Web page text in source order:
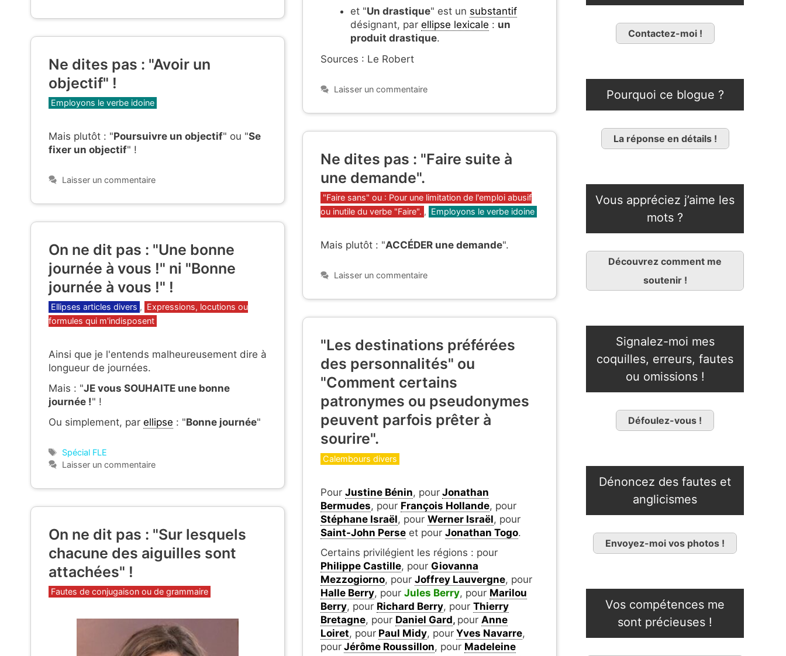
et "Un drastique" est un substantif
désignant, par ellipse lexicale : un
produit drastique.
Sources : Le Robert
Laisser un commentaire
Ne dites pas : "Avoir un
objectif" !
Catégories
Employons le verbe idoine
Mais plutôt : "Poursuivre un objectif" ou "Se
fixer un objectif" !
Laisser un commentaire
Ne dites pas : "Faire suite à
une demande".
Catégories
"Faire sans" ou : Pour une limitation de l'emploi abusif
ou inutile du verbe "Faire". , Employons le verbe idoine
Mais plutôt : "ACCÉDER une demande".
Laisser un commentaire
On ne dit pas : "Une bonne
journée à vous !" ni "Bonne
journée à vous !" !
Catégories
Ellipses articles divers , Expressions, locutions ou
formules qui m'indisposent
Ainsi que je l'entends malheureusement dire à
longueur de journées.
Mais : "JE vous SOUHAITE une bonne
journée !" !
Ou simplement, par ellipse : "Bonne journée"
Étiquettes
Spécial FLE
Laisser un commentaire
"Les destinations préférées
des personnalités" ou
"Comment certains
patronymes ou pseudonymes
peuvent parfois prêter à
sourire".
Catégories
Calembours divers
Pour Justine Bénin, pour Jonathan
Bermudes, pour François Hollande, pour
Stéphane Israël, pour Werner Israël, pour
Saint-John Perse et pour Jonathan Togo.
Certains privilégient les régions : pour
Philippe Castille, pour Giovanna
Mezzogiorno, pour Joffrey Lauvergne, pour
Halle Berry, pour Jules Berry, pour Marilou
Berry, pour Richard Berry, pour Thierry
Bretagne, pour Daniel Gard, pour Anne
Loiret, pour Paul Midy, pour Yves Navarre,
pour Jérôme Roussillon, pour Madeleine
On ne dit pas : "Sur lesquels
chacune des aiguilles sont
attachées" !
Catégories
Fautes de conjugaison ou de grammaire
Contactez-moi !
Pourquoi ce blogue ?
La réponse en détails !
Vous appréciez j’aime les
mots ?
Découvrez comment me
soutenir !
Signalez-moi mes
coquilles, erreurs, fautes
ou omissions !
Défoulez-vous !
Dénoncez des fautes et
anglicismes
Envoyez-moi vos photos !
Vos compétences me
sont précieuses !